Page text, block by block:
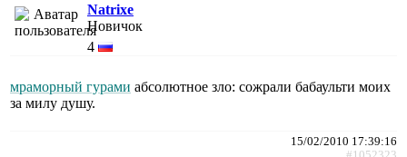
Natrixe
Новичок
4
мраморный гурами абсолютное зло: сожрали бабаульти моих
за милу душу.
15/02/2010 17:39:16